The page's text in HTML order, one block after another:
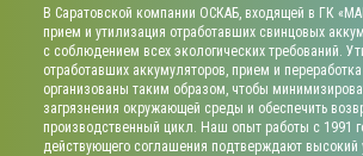
В Саратовской компании ОСКАБ, входящей в ГК
прием и утилизация отработавших свинцовых
с соблюдением всех экологических требований.
отработавших аккумуляторов, прием и
организованы таким образом, чтобы
загрязнения окружающей среды и обеспечить
производственный цикл. Наш опыт работы с 1991
действующего соглашения подтверждают высокий